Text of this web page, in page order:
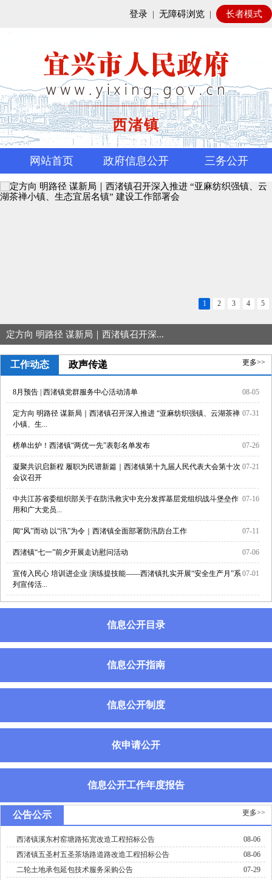
登录 | 无障碍浏览 | 长者模式
西渚镇
网站首页 政府信息公开 三务公开
定方向 明路径 谋新局｜西渚镇召开深...
1 2 3 4 5
工作动态 政声传递 更多>>
08-05
8月预告 | 西渚镇党群服务中心活动清单
07-31
定方向 明路径 谋新局｜西渚镇召开深入推进 “亚麻纺织强镇、云湖茶禅
小镇、生...
07-26
榜单出炉！西渚镇“两优一先”表彰名单发布
07-21
凝聚共识启新程 履职为民谱新篇｜西渚镇第十九届人民代表大会第十次
会议召开
07-16
中共江苏省委组织部关于在防汛救灾中充分发挥基层党组织战斗堡垒作
用和广大党员...
07-11
闻“风”而动 以“汛”为令｜西渚镇全面部署防汛防台工作
07-06
西渚镇“七一”前夕开展走访慰问活动
07-01
宣传入民心 培训进企业 演练提技能——西渚镇扎实开展“安全生产月”系
列宣传活...
信息公开目录
信息公开指南
信息公开制度
依申请公开
信息公开工作年度报告
公告公示 更多>>
08-06
西渚镇溪东村窑塘路拓宽改造工程招标公告
08-06
西渚镇五圣村五圣茶场路道路改造工程招标公告
07-29
二轮土地承包延包技术服务采购公告